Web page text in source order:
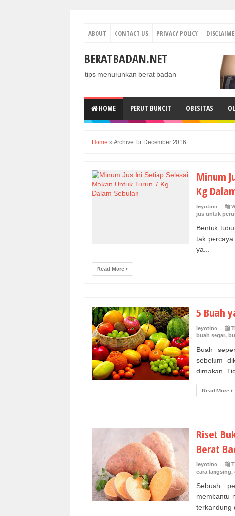
ABOUT CONTACT US PRIVACY POLICY
BERATBADAN.NET
tips menurunkan berat badan
HOME PERUT BUNCIT OBESITAS
Home » Archive for December 2016
Minum
Kg
leyotino
jus untuk
Bentuk
tak
ya...
Read More
5 Buah
leyotino
buah segar,
Buah
sebelum
dimakan.
Read More
Riset
Berat
leyotino
cara langsing,
Sebuah
membantu
terkandung